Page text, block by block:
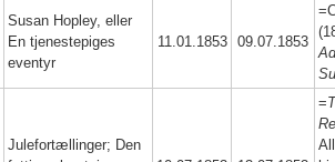
Susan Hopley, eller
En tjenestepiges
eventyr
11.01.1853 09.07.1853
Julefortællinger; Den
=